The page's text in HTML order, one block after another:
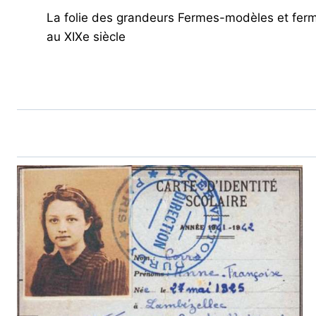
DE
La folie des grandeurs Fermes-modèles et
au XIXe siècle